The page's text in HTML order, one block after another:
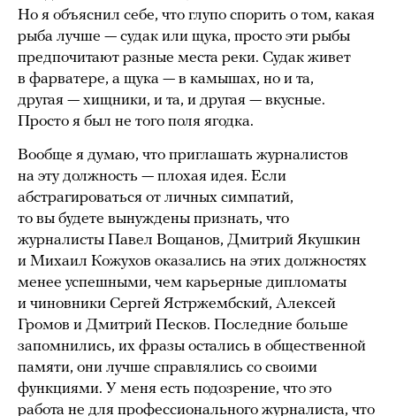
Но я объяснил себе, что глупо спорить о том, какая
рыба лучше — судак или щука, просто эти рыбы
предпочитают разные места реки. Судак живет
в фарватере, а щука — в камышах, но и та,
другая — хищники, и та, и другая — вкусные.
Просто я был не того поля ягодка.
Вообще я думаю, что приглашать журналистов
на эту должность — плохая идея. Если
абстрагироваться от личных симпатий,
то вы будете вынуждены признать, что
журналисты Павел Вощанов, Дмитрий Якушкин
и Михаил Кожухов оказались на этих должностях
менее успешными, чем карьерные дипломаты
и чиновники Сергей Ястржембский, Алексей
Громов и Дмитрий Песков. Последние больше
запомнились, их фразы остались в общественной
памяти, они лучше справлялись со своими
функциями. У меня есть подозрение, что это
работа не для профессионального журналиста, что